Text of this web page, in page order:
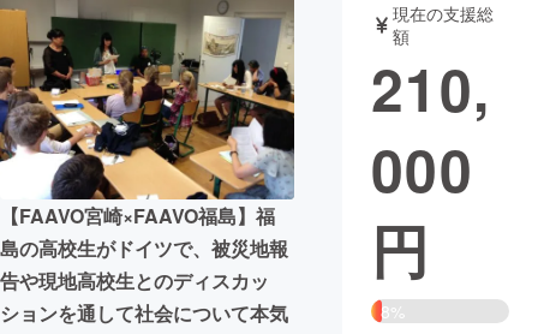
テクノロジー・ガジェット
映像・映画 書籍・雑誌
ビジネス・起業 チャレンジ
まちづくり・地域活性化
CAMPFIRE for Social Good
CAMPFIRE Creation
【FAAVO宮崎×FAAVO福島】福
島の高校生がドイツで、被災地報
告や現地高校生とのディスカッ
ションを通して社会について本気
現在の支援総
額
210,
000
円
8%